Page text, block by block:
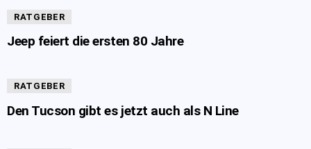
RATGEBER
Jeep feiert die ersten 80 Jahre
RATGEBER
Den Tucson gibt es jetzt auch als N Line